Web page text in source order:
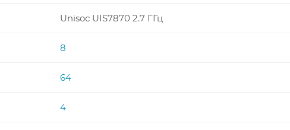
Unisoc UIS7870 2.7 ГГц
8
64
4